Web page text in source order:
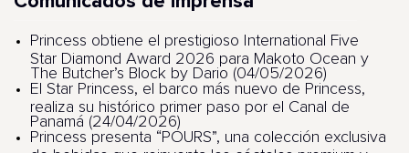
Princess obtiene el prestigioso International Five
Star Diamond Award 2026 para Makoto Ocean y
The Butcher’s Block by Dario (04/05/2026)
El Star Princess, el barco más nuevo de Princess,
realiza su histórico primer paso por el Canal de
Panamá (24/04/2026)
Princess presenta “POURS”, una colección exclusiva